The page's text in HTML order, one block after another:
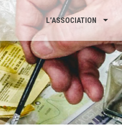
L’ASSOCIATION